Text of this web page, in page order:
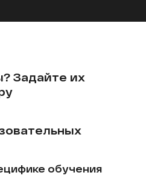
Задайте их
обучения